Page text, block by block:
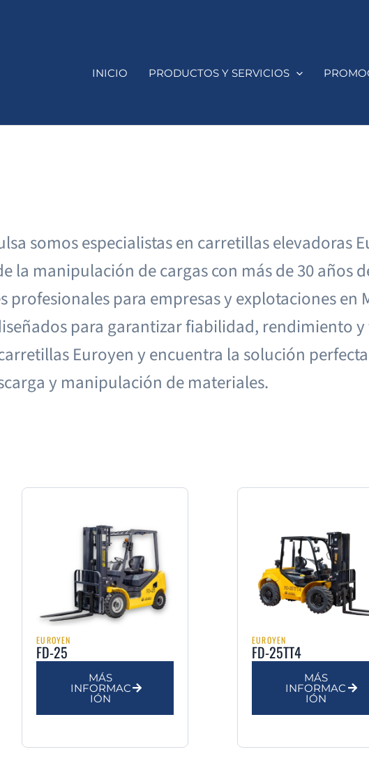
INICIO PRODUCTOS Y SERVICIOS
somos especialistas en carretillas elevadoras
la manipulación de cargas con más de 30 años
profesionales para empresas y explotaciones en
para garantizar fiabilidad, rendimiento
Euroyen y encuentra la solución
y manipulación de materiales.
EUROYEN
FD-25
MÁS
INFORMAC
IÓN
EUROYEN
FD-25TT4
MÁS
INFORMAC
IÓN